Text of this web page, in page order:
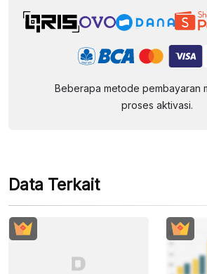
Beberapa metode pembayaran
proses aktivasi.
Data Terkait